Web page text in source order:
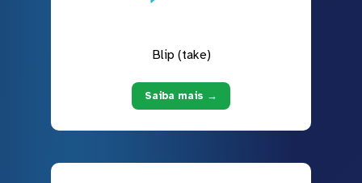
Blip (take)
Saiba mais →